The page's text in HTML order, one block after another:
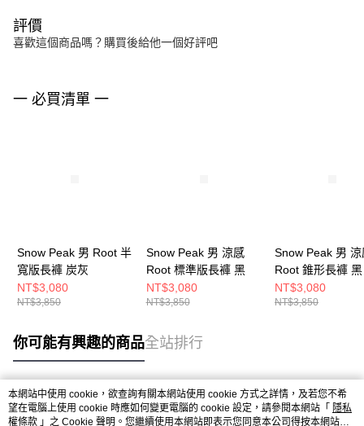
評價
喜歡這個商品嗎？購買後給他一個好評吧
一 必買清單 一
Snow Peak 男 Root 半
寬版長褲 炭灰
NT$3,080
NT$3,850
Snow Peak 男 涼感
Root 標準版長褲 黑
NT$3,080
NT$3,850
Snow Peak 男 涼
Root 錐形長褲 黑
NT$3,080
NT$3,850
你可能有興趣的商品全站排行
熱門標籤
本網站中使用 cookie，欲查詢有關本網站使用 cookie 方式之詳情，及若您不希
望在電腦上使用 cookie 時應如何變更電腦的 cookie 設定，請參閱本網站「 隱私
權條款 」之 Cookie 聲明。您繼續使用本網站即表示您同意本公司得按本網站使